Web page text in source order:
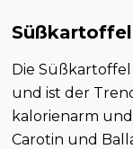
Süßkartoffel
Die
und ist der
kalorienarm
Carotin und